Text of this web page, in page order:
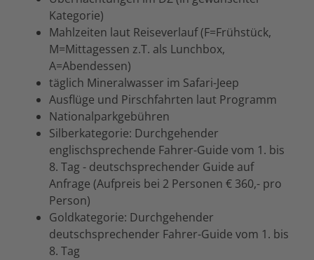
Kategorie)
Mahlzeiten laut Reiseverlauf (F=Frühstück,
M=Mittagessen z.T. als Lunchbox,
A=Abendessen)
täglich Mineralwasser im Safari-Jeep
Ausflüge und Pirschfahrten laut Programm
Nationalparkgebühren
Silberkategorie: Durchgehender
englischsprechende Fahrer-Guide vom 1. bis
8. Tag - deutschsprechender Guide auf
Anfrage (Aufpreis bei 2 Personen € 360,- pro
Person)
Goldkategorie: Durchgehender
deutschsprechender Fahrer-Guide vom 1. bis
8. Tag